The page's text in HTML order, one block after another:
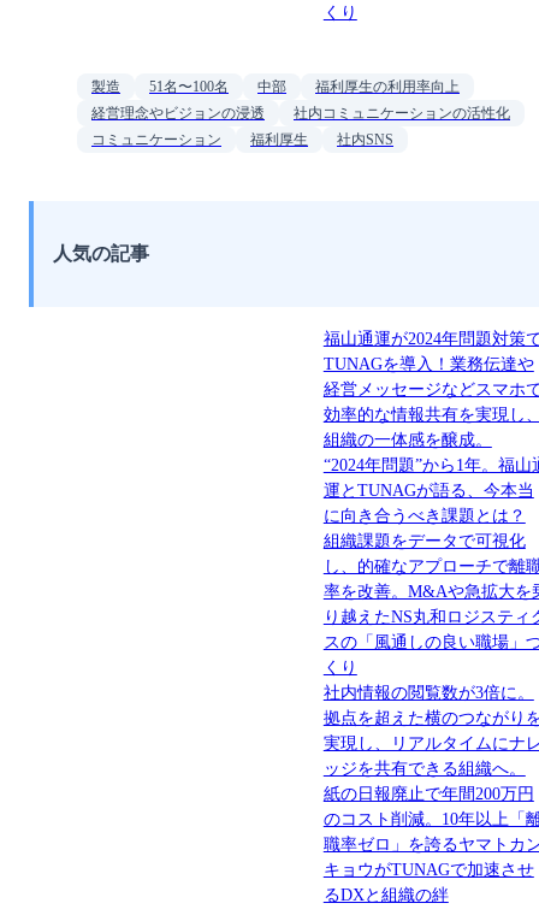
くり
製造 51名〜100名 中部
福利厚生の利用率向上
経営理念やビジョンの浸透
社内コミュニケーションの活性化
コミュニケーション
福利厚生 社内SNS
人気の記事
福山通運が2024年問題対策
TUNAGを導入！業務伝達や
経営メッセージなどスマホ
効率的な情報共有を実現し
組織の一体感を醸成。
“2024年問題”から1年。福山
運とTUNAGが語る、今本当
に向き合うべき課題とは？
組織課題をデータで可視化
し、的確なアプローチで離
率を改善。M&Aや急拡大を
り越えたNS丸和ロジスティ
スの「風通しの良い職場」
くり
社内情報の閲覧数が3倍に。
拠点を超えた横のつながり
実現し、リアルタイムにナ
ッジを共有できる組織へ。
紙の日報廃止で年間200万円
のコスト削減。10年以上「
職率ゼロ」を誇るヤマトカ
キョウがTUNAGで加速させ
るDXと組織の絆